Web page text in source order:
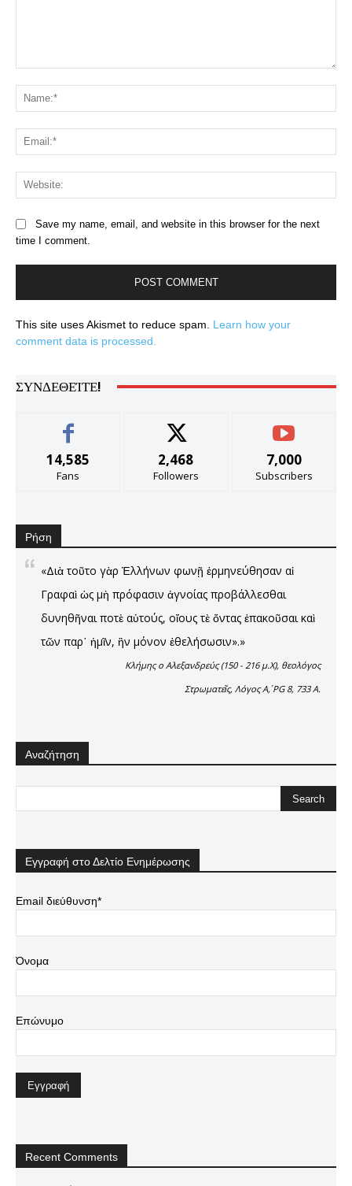
Save my name, email, and website in this browser for the next
time I comment.
This site uses Akismet to reduce spam. Learn how your
comment data is processed.
ΣΥΝΔΕΘΕΊΤΕ!
14,585
Fans
2,468
Followers
7,000
Subscribers
Ρήση
«Διὰ τοῦτο γὰρ Ἑλλήνων φωνῇ ἑρμηνεύθησαν αἱ
Γραφαὶ ὡς μὴ πρόφασιν ἀγνοίας προβάλλεσθαι
δυνηθῆναι ποτὲ αὐτούς, οἴους τὲ ὄντας ἐπακοῦσαι καὶ
τῶν παρ᾿ ἡμῖν, ἣν μόνον ἐθελήσωσιν».»
Κλήμης ο Αλεξανδρεύς (150 - 216 μ.Χ), θεολόγος
Στρωματεῖς, Λόγος Α΄, PG 8, 733 A.
Αναζήτηση
Εγγραφή στο Δελτίο Ενημέρωσης
Email διεύθυνση*
Όνομα
Επώνυμο
Recent Comments